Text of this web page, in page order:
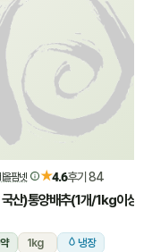
올팜넷 ★4.6후기 84
산)통양배추(1개/1kg이상)
1kg 냉장